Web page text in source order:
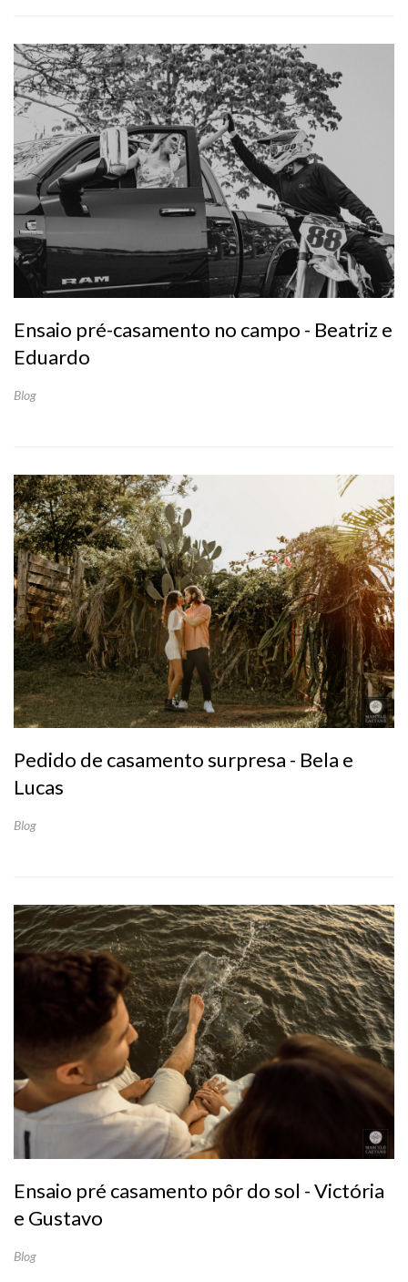
Ensaio pré-casamento no campo - Beatriz e
Eduardo
Blog
Pedido de casamento surpresa - Bela e
Lucas
Blog
Ensaio pré casamento pôr do sol - Victória
e Gustavo
Blog